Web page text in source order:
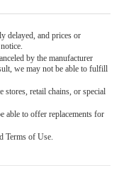
delayed, and prices or
by the manufacturer
we may not be able to fulfill
stores, retail chains, or special
able to offer replacements for
Terms of Use.